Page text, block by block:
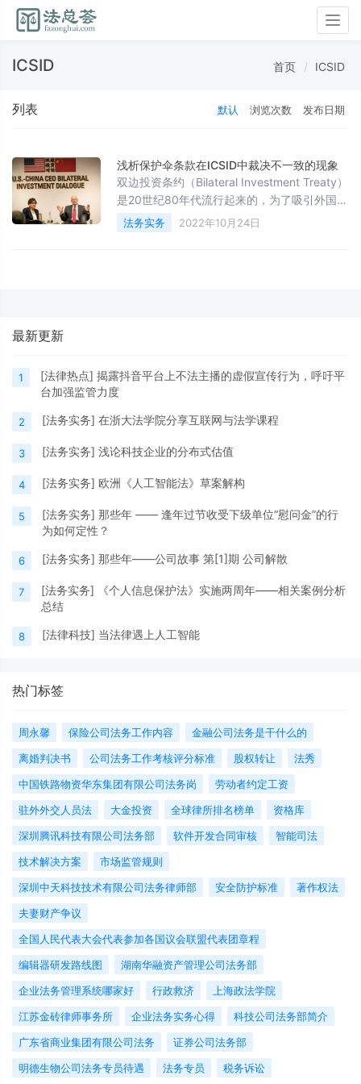
ICSID 首页 ICSID
列表 默认 浏览次数 发布日期
浅析保护伞条款在ICSID中裁决不一致的现象
双边投资条约（Bilateral Investment Treaty）
是20世纪80年代流行起来的，为了吸引外国投
资者，资本输入国与资本输出国签订的保护外
国私人投资者的条约。BIT给投资者更广泛的权
法务实务 2022年10月24日
最新更新
1 [法律热点] 揭露抖音平台上不法主播的虚假宣传行为，呼吁平
台加强监管力度
2 [法务实务] 在浙大法学院分享互联网与法学课程
3 [法务实务] 浅论科技企业的分布式估值
4 [法务实务] 欧洲《人工智能法》草案解构
5 [法务实务] 那些年 —— 逢年过节收受下级单位“慰问金”的行
为如何定性？
6 [法务实务] 那些年——公司故事 第[1]期 公司解散
7 [法务实务]
《个人信息保护法》实施两周年——相关案例分析
总结
8 [法律科技] 当法律遇上人工智能
热门标签
周永馨 保险公司法务工作内容
金融公司法务是干什么的
离婚判决书
公司法务工作考核评分标准 股权转让
法秀
中国铁路物资华东集团有限公司法务岗
劳动者约定工资
驻外外交人员法
大金投资 全球律所排名榜单
资格库
深圳腾讯科技有限公司法务部
软件开发合同审核
智能司法
技术解决方案
市场监管规则
深圳中天科技技术有限公司法务律师部
安全防护标准
著作权法
夫妻财产争议
全国人民代表大会代表参加各国议会联盟代表团章程
编辑器研发路线图
湖南华融资产管理公司法务部
企业法务管理系统哪家好
行政救济
上海政法学院
江苏金砖律师事务所
企业法务实务心得
科技公司法务部简介
广东省商业集团有限公司法务
证券公司法务部
明德生物公司法务专员待遇
法务专员 税务诉讼